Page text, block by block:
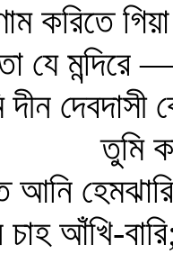
করিতে
যে মন্দিরে
দেবদাসী
আনি
আঁখি-